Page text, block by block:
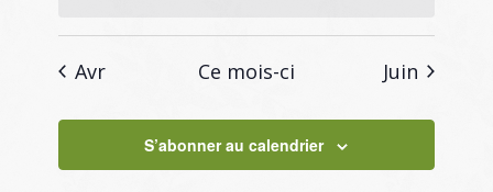
Avr Ce mois-ci Juin
S’abonner au calendrier